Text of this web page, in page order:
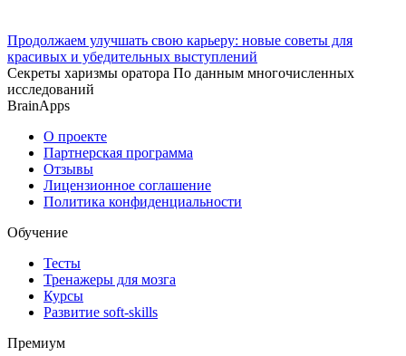
Продолжаем улучшать свою карьеру: новые советы для
красивых и убедительных выступлений
Секреты харизмы оратора По данным многочисленных
исследований
BrainApps
О проекте
Партнерская программа
Отзывы
Лицензионное соглашение
Политика конфиденциальности
Обучение
Тесты
Тренажеры для мозга
Курсы
Развитие soft-skills
Премиум